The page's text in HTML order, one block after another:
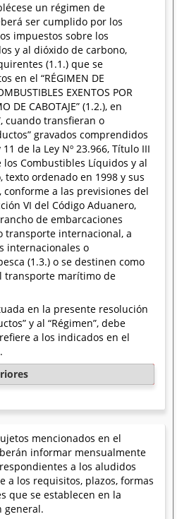
un régimen de
ser cumplido por los
impuestos sobre los
y al dióxido de carbono,
(1.1.) que se
en el “RÉGIMEN DE
EXENTOS POR
DE CABOTAJE” (1.2.), en
cuando transfieran o
gravados comprendidos
de la Ley Nº 23.966, Título III
Combustibles Líquidos y al
texto ordenado en 1998 y sus
conforme a las previsiones del
VI del Código Aduanero,
de embarcaciones
transporte internacional, a
internacionales o
(1.3.) o se destinen como
transporte marítimo de
en la presente resolución
y al “Régimen”, debe
a los indicados en el
mencionados en el
informar mensualmente
a los aludidos
a los requisitos, plazos, formas
que se establecen en la
general.